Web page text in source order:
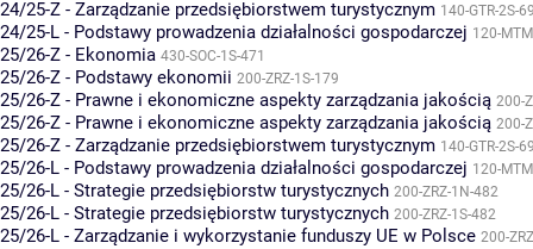
24/25-Z - Zarządzanie przedsiębiorstwem turystycznym 140-GTR-2S-
24/25-L - Podstawy prowadzenia działalności gospodarczej 120-
25/26-Z - Ekonomia 430-SOC-1S-471
25/26-Z - Podstawy ekonomii 200-ZRZ-1S-179
25/26-Z - Prawne i ekonomiczne aspekty zarządzania jakością 200-
25/26-Z - Prawne i ekonomiczne aspekty zarządzania jakością 200-
25/26-Z - Zarządzanie przedsiębiorstwem turystycznym 140-GTR-2S-
25/26-L - Podstawy prowadzenia działalności gospodarczej 120-
25/26-L - Strategie przedsiębiorstw turystycznych 200-ZRZ-1N-482
25/26-L - Strategie przedsiębiorstw turystycznych 200-ZRZ-1S-482
25/26-L - Zarządzanie i wykorzystanie funduszy UE w Polsce 200-